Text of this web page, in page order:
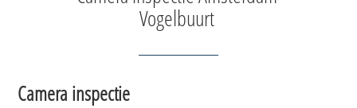
Vogelbuurt
Camera inspectie